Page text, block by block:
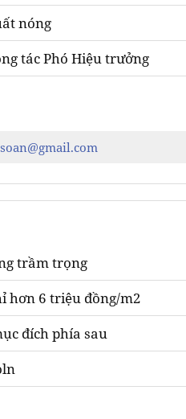
nóng
tác Phó Hiệu trưởng
trầm trọng
hơn 6 triệu đồng/m2
đích phía sau